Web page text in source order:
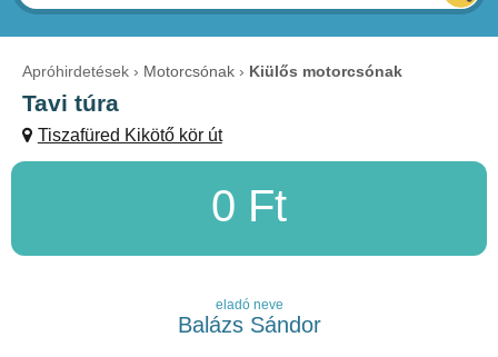
Apróhirdetések Motorcsónak Kiülős motorcsónak
Tavi túra
Tiszafüred Kikötő kör út
0 Ft
eladó neve
Balázs Sándor